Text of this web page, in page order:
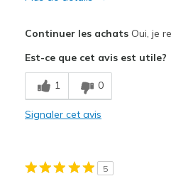
Les meilleures utilisations
Casual Wear
View On Shoes
I'm Into Shoes
Continuer les achatsOui, je
Est-ce que cet avis est utile?
1 0
Signaler cet avis
5